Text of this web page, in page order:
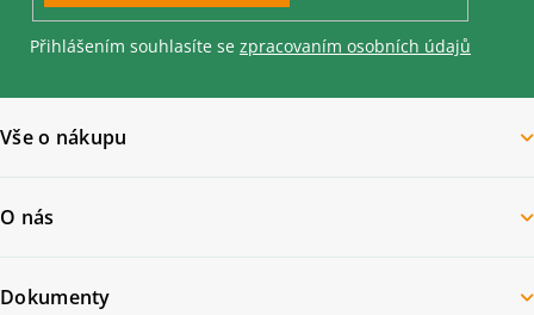
Přihlášením souhlasíte se zpracovaním osobních údajů
Vše o nákupu
O nás
Dokumenty